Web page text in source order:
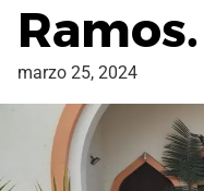
Ramos.
marzo 25, 2024